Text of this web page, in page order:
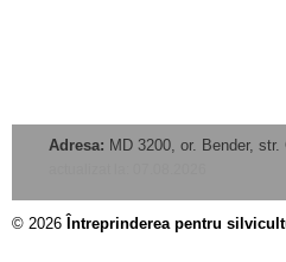
Adresa: MD 3200, or. Bender,
© 2026 Întreprinderea pentru